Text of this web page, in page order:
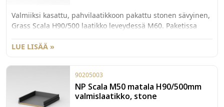
Valmiiksi kasattu, pahvilaatikkoon pakattu stonen sävyinen,
Grass Scala H90/500 laatikko leveydessä M60. Paketissa
käpytapilla.
LUE LISÄÄ »
90205003
NP Scala M50 matala H90/500mm
valmislaatikko, stone